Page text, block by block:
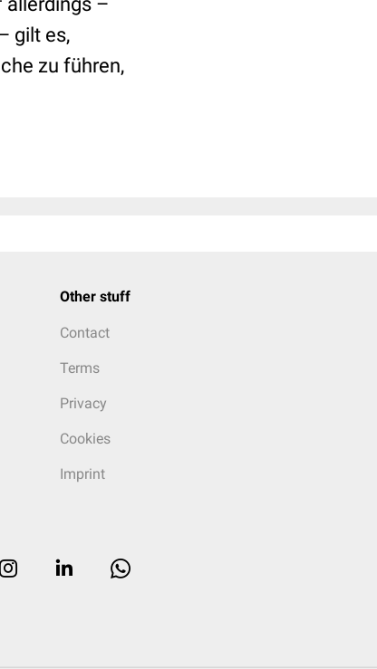
gilt es,
zu führen,
Other stuff
Contact
Terms
Privacy
Cookies
Imprint